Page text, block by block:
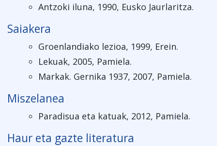
Antzoki iluna, 1990, Eusko Jaurlaritza.
Saiakera
Groenlandiako lezioa, 1999, Erein.
Lekuak, 2005, Pamiela.
Markak. Gernika 1937, 2007, Pamiela.
Miszelanea
Paradisua eta katuak, 2012, Pamiela.
Haur eta gazte literatura